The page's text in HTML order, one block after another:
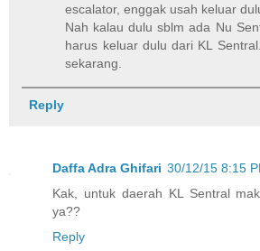
escalator, enggak usah keluar
Nah kalau dulu sblm ada Nu
harus keluar dulu dari KL
sekarang.
Reply
Daffa Adra Ghifari 30/12/15 8:15
Kak, untuk daerah KL Sentral
ya??
Reply